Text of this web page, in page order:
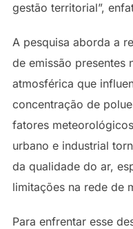
gestão territorial”,
A pesquisa aborda a
de emissão presentes
atmosférica que
concentração de
fatores
urbano e industrial
da qualidade do ar,
limitações na rede de
Para enfrentar esse